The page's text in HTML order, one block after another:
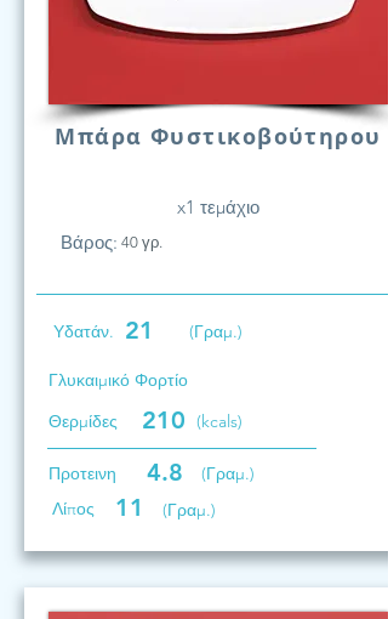
Μπάρα Φυστικοβούτηρου
x1 τεμάχιο
Βάρος: 40 γρ.
Υδατάν. 21 (Γραμ.)
Γλυκαιμικό Φορτίο
Θερμίδες
210 (kcals)
Προτεινη 4.8
(Γραμ.)
Λίπος
11 (Γραμ.)